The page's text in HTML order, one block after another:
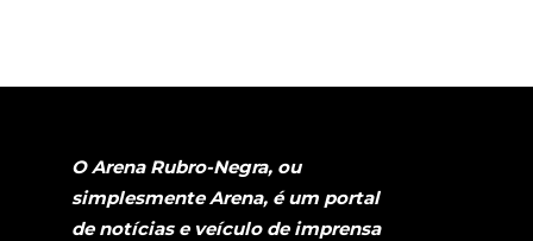
O Arena Rubro-Negra, ou
simplesmente Arena, é um portal
de notícias e veículo de imprensa